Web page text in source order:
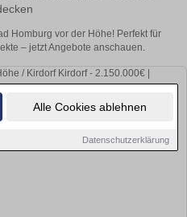
Alle Cookies ablehnen
Datenschutzerklärung
Homburg vor der Höhe! Perfekt für
– jetzt Angebote anschauen.